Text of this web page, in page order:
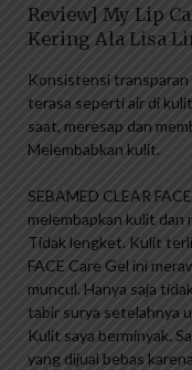
Review] My Lip
Kering Ala Lisa
Konsistensi transparan
terasa seperti air di
saat, meresap dan
Melembabkan kulit.
SEBAMED CLEAR
melembapkan kulit dan
Tidak lengket. Kulit
FACE Care Gel ini
muncul. Hanya saja
tabir surya setelahnya
Kulit saya berminyak.
yang dijual bebas